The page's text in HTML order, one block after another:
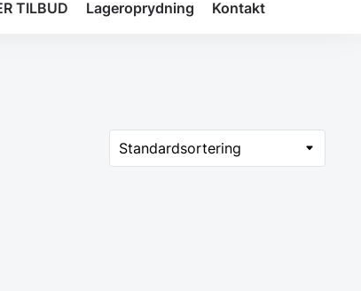
TILBUD Lageroprydning Kontakt